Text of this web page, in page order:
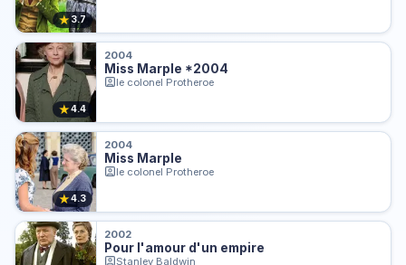
★3.7
★4.4
2004
Miss Marple *2004
le colonel Protheroe
★4.3
2004
Miss Marple
le colonel Protheroe
2002
Pour l'amour d'un empire
Stanley Baldwin